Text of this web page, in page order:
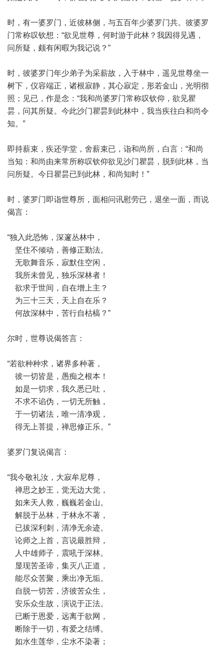
时，有一婆罗门，近彼林侧，与五百年少婆罗门共。彼婆罗
门常称叹钦想：“欲见世尊，何时游于此林？我因得见遇，
问所疑，颇有闲暇为我记说？”
时，彼婆罗门年少弟子为采薪故，入于林中，遥见世尊坐一
树下，仪容端正，诸根寂静，其心寂定，形若金山，光明彻
照；见已，作是念：“我和尚婆罗门常称叹钦仰，欲见瞿
昙，问其所疑。今此沙门瞿昙到此林中，我当疾往白和尚令
知。”
即持薪束，疾还学堂，舍薪束已，诣和尚所，白言：“和尚
当知：和尚由来常所称叹钦仰欲见沙门瞿昙，脱到此林，当
问所疑。今日瞿昙已到此林，和尚知时！”
时，婆罗门即诣世尊所，面相问讯慰劳已，退坐一面，而说
偈言：
“独入此恐怖，深邃丛林中，
坚住不倾动，善修正勤法。
无歌舞音乐，寂默住空闲，
我所未曾见，独乐深林者！
欲求于世间，自在增上主？
为三十三天，天上自在乐？
何故深林中，苦行自枯槁？”
尔时，世尊说偈答言：
“若欲种种求，诸界多种著，
彼一切皆是，愚痴之根本！
如是一切求，我久悉已吐，
不求不谄伪，一切无所触，
于一切诸法，唯一清净观，
得无上菩提，禅思修正乐。”
婆罗门复说偈言：
“我今敬礼汝，大寂牟尼尊，
禅思之妙王，觉无边大觉，
如来天人救，巍巍若金山。
解脱于丛林，于林永不著，
已拔深利刺，清净无余迹。
论师之上首，言说最胜辩，
人中雄师子，震吼于深林。
显现苦圣谛，集灭八正道，
能尽众苦聚，乘出净无垢。
自脱一切苦，济彼苦众生，
安乐众生故，演说于正法。
已断于恩爱，远离于欲网，
断除于一切，有爱之结缚。
如水生莲华，尘水不染著；